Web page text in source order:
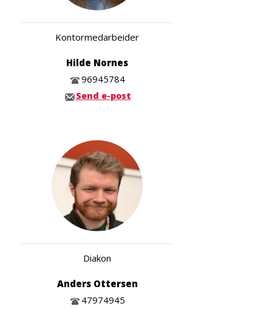
Kontormedarbeider
Hilde Nornes
96945784
Send e-post
Diakon
Anders Ottersen
47974945